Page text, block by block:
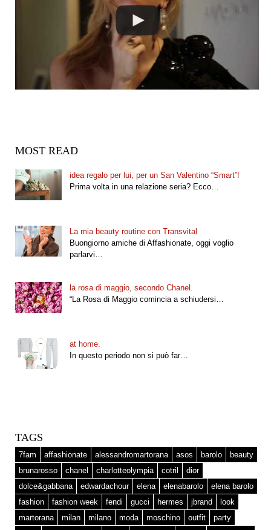
MOST READ
idea regalo per lui, per un San Valentino “Smart”!
Prima volta in una relazione seria? Ecco…
La mia beauty routine con Transvital
Buongiorno amiche di Affashionate, oggi voglio
parlarvi…
la rosa di maggio, secondo Chanel.
“La Rosa di Maggio comincia a schiudersi…
at home.
In questo periodo non si può far…
TAGS
7fam affashionate alessandromartorana asos barolo
beauty
brunarosso
chanel charlotteolympia cotril
dior
dolce&gabbana
edwardachour elena elenabarolo
elena barolo
fashion
fashion week fendi gucci hermes jbrand
look
martorana
milan milano moda moschino outfit
party